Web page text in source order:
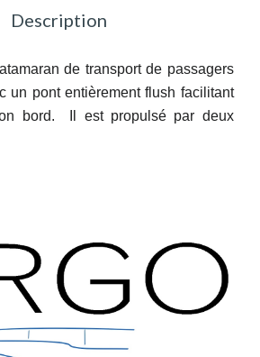
Description
de transport de passagers
un pont entièrement flush facilitant
bord. Il est propulsé par deux